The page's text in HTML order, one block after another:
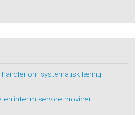
handler om systematisk læring
en interim service provider